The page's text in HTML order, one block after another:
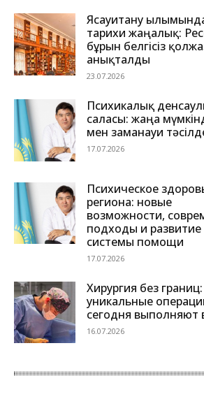
Ясауитану
тарихи жаңалық:
бұрын белгісіз
анықталды
23.07.2026
Психикалық
саласы: жаңа
мен заманауи
17.07.2026
Психическое
региона: новые
возможности,
подходы и развитие
системы помощи
17.07.2026
Хирургия без
уникальные
сегодня выполняют
16.07.2026